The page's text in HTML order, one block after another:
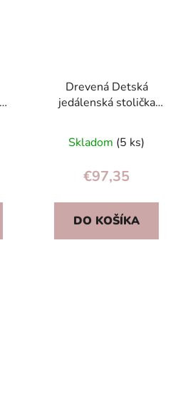
Drevená Detská
jedálenská stolička
Skladom (5 ks)
€97,35
DO KOŠÍKA